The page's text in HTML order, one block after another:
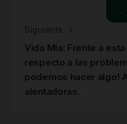
Siguiente
Vida Mía: Frente a
respecto a las
podemos hacer algo!
alentadoras.